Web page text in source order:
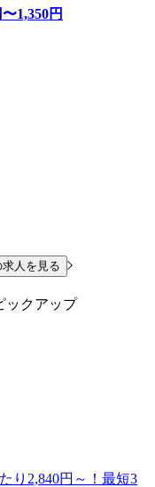
〜1,350円
人を見る
ックアップ
り2,840円～！最短3